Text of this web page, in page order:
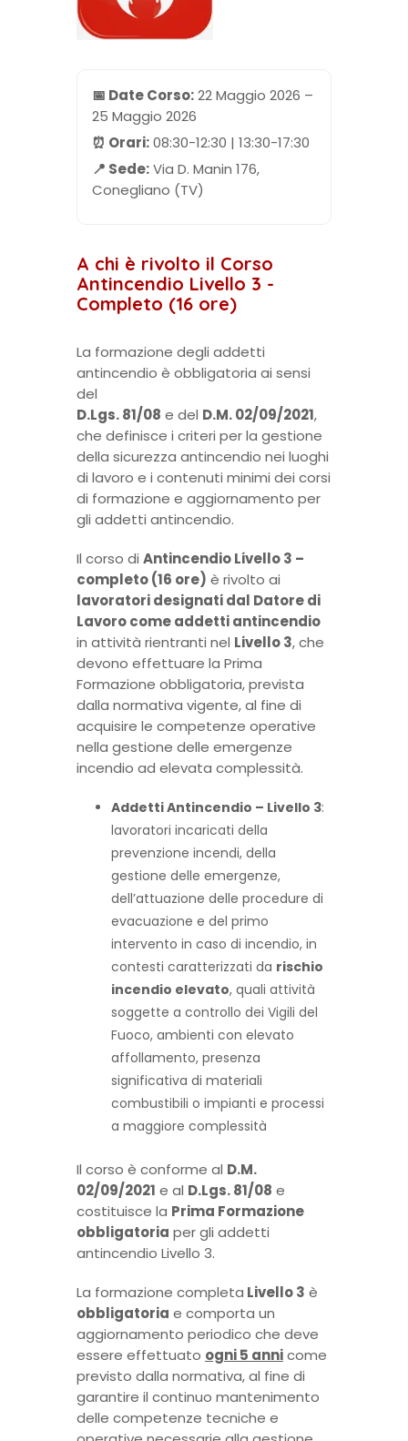
📅 Date Corso:22 Maggio 2026 –
25 Maggio 2026
⏰ Orari:08:30-12:30 | 13:30-17:30
📍 Sede:Via D. Manin 176,
Conegliano (TV)
A chi è rivolto il Corso
Antincendio Livello 3 -
Completo (16 ore)
La formazione degli addetti
antincendio è obbligatoria ai sensi
del
D.Lgs. 81/08 e del D.M. 02/09/2021,
che definisce i criteri per la gestione
della sicurezza antincendio nei luoghi
di lavoro e i contenuti minimi dei corsi
di formazione e aggiornamento per
gli addetti antincendio.
Il corso di Antincendio Livello 3 –
completo (16 ore) è rivolto ai
lavoratori designati dal Datore di
Lavoro come addetti antincendio
in attività rientranti nel Livello 3, che
devono effettuare la Prima
Formazione obbligatoria, prevista
dalla normativa vigente, al fine di
acquisire le competenze operative
nella gestione delle emergenze
incendio ad elevata complessità.
Addetti Antincendio – Livello 3:
lavoratori incaricati della
prevenzione incendi, della
gestione delle emergenze,
dell’attuazione delle procedure di
evacuazione e del primo
intervento in caso di incendio, in
contesti caratterizzati da rischio
incendio elevato, quali attività
soggette a controllo dei Vigili del
Fuoco, ambienti con elevato
affollamento, presenza
significativa di materiali
combustibili o impianti e processi
a maggiore complessità
Il corso è conforme al D.M.
02/09/2021 e al D.Lgs. 81/08 e
costituisce la Prima Formazione
obbligatoria per gli addetti
antincendio Livello 3.
La formazione completa Livello 3 è
obbligatoria e comporta un
aggiornamento periodico che deve
essere effettuato ogni 5 annicome
previsto dalla normativa, al fine di
garantire il continuo mantenimento
delle competenze tecniche e